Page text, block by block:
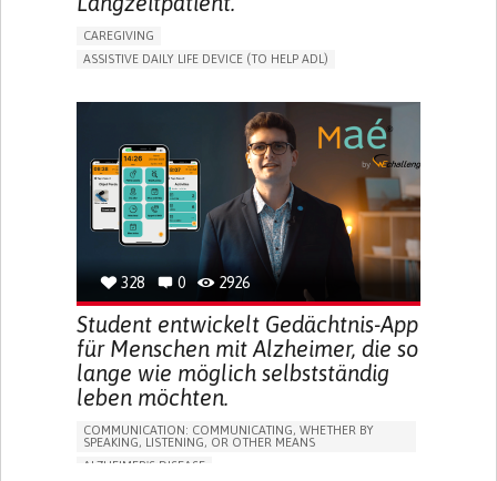
CAREGIVING
ASSISTIVE DAILY LIFE DEVICE (TO HELP ADL)
MAINTAINING BALANCE AND MOBILITY
PREVENTING (VACCINATION, PROTECTION, FALLS,
GENERAL AND FAMILY MEDICINE
CAREGIVER SUPPORT
UNITED STATES
328 0 2926
Student entwickelt Gedächtnis-App
für Menschen mit Alzheimer, die so
lange wie möglich selbstständig
leben möchten.
COMMUNICATION: COMMUNICATING, WHETHER BY
SPEAKING, LISTENING, OR OTHER MEANS
ALZHEIMER'S DISEASE